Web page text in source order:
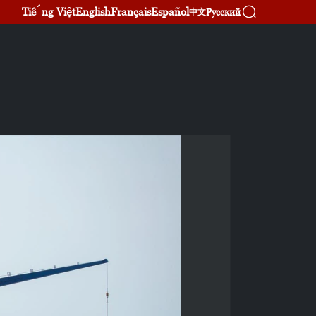
Tiếng ViệtEnglishFrançaisEspañol中文Русский